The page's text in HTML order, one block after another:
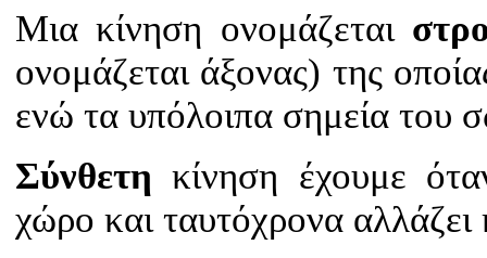
Μια κίνηση ονομάζεται
ονομάζεται άξονας) της
ενώ τα υπόλοιπα σημεία του
Σύνθετη κίνηση έχουμε
χώρο και ταυτόχρονα